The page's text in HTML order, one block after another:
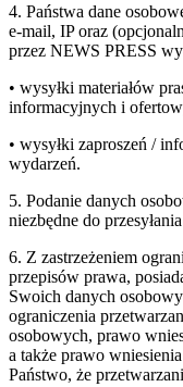
4. Państwa dane
e-mail, IP oraz
przez NEWS PRESS
• wysyłki materiałów
informacyjnych i
• wysyłki zaproszeń /
wydarzeń.
5. Podanie danych
niezbędne do
6. Z zastrzeżeniem
przepisów prawa,
Swoich danych
ograniczenia
osobowych, prawo
a także prawo
Państwo, że